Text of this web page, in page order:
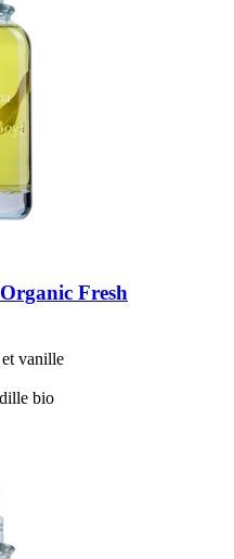
Fresh
vanille
bio